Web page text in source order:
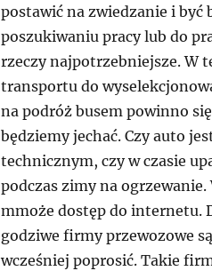
postawić na zwiedzanie i być
poszukiwaniu pracy lub do
rzeczy najpotrzebniejsze. W
transportu do
na podróż busem powinno
będziemy jechać. Czy auto
technicznym, czy w czasie
podczas zimy na ogrzewanie.
mmoże dostęp do internetu.
godziwe firmy przewozowe
wcześniej poprosić. Takie